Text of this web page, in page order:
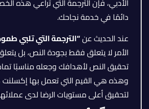
الأدبي، فإن الترجمة التي تراعي هذه
دائمًا في خدمة نجاحك.
عند الحديث عن“الترجمة التي تلبي
الأمر لا يتعلق فقط بجودة النص، بل
تحقيق النص لأهدافك وجعله مناسبًا
وهذه هي القيم التي تعمل بها
لتحقيق أعلى مستويات الرضا لدى